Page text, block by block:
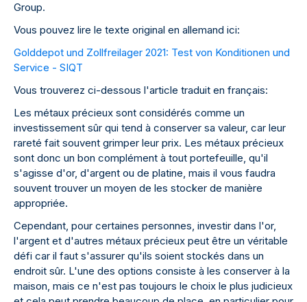
Group.
Vous pouvez lire le texte original en allemand ici:
Golddepot und Zollfreilager 2021: Test von Konditionen und
Service - SIQT
Vous trouverez ci-dessous l'article traduit en français:
Les métaux précieux sont considérés comme un
investissement sûr qui tend à conserver sa valeur, car leur
rareté fait souvent grimper leur prix. Les métaux précieux
sont donc un bon complément à tout portefeuille, qu'il
s'agisse d'or, d'argent ou de platine, mais il vous faudra
souvent trouver un moyen de les stocker de manière
appropriée.
Cependant, pour certaines personnes, investir dans l'or,
l'argent et d'autres métaux précieux peut être un véritable
défi car il faut s'assurer qu'ils soient stockés dans un
endroit sûr. L'une des options consiste à les conserver à la
maison, mais ce n'est pas toujours le choix le plus judicieux